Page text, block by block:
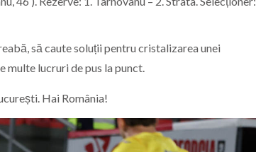
să caute soluții pentru cristalizarea unei
multe lucruri de pus la punct.
Hai România!